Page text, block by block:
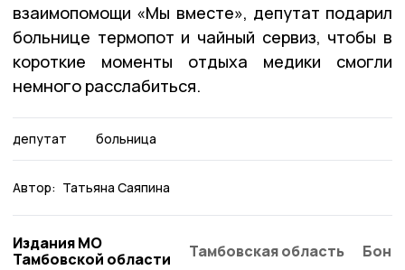
взаимопомощи «Мы вместе», депутат подарил
больнице термопот и чайный сервиз, чтобы в
короткие моменты отдыха медики смогли
немного расслабиться.
депутат больница
Автор: Татьяна Саяпина
Издания МО
Тамбовской области
Тамбовская область